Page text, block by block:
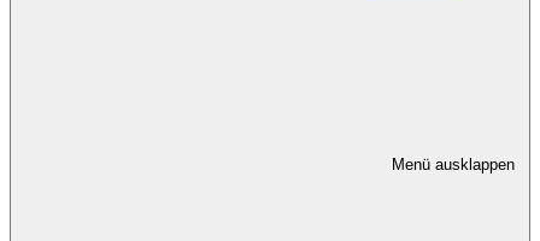
Menü ausklappen